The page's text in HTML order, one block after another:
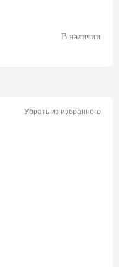
В наличии
Убрать из избранного